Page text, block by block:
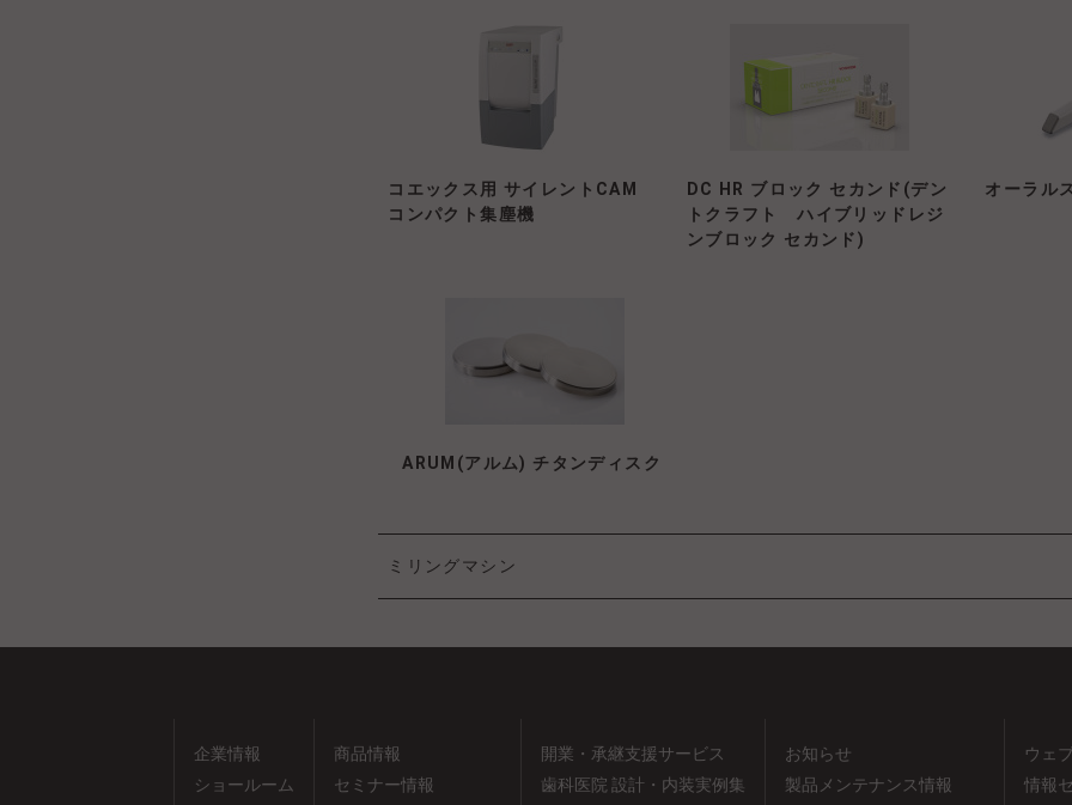
コエックス用 サイレントCAM
コンパクト集塵機
DC HR ブロック セカンド(デン
トクラフト ハイブリッドレジ
ンブロック セカンド)
オーラル
ARUM(アルム) チタンディスク
ミリングマシン
企業情報
ショールーム
商品情報
セミナー情報
開業・承継支援サービス
歯科医院 設計・内装実例集
お知らせ
製品メンテナンス情報
ウェ
情報